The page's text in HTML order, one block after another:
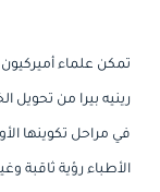
تمكن علماء
رينيه بيرا من تحويل
في مراحل تكوينها
الأطباء رؤية ثاقبة